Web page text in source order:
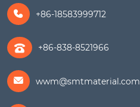
 +86-18583999712
+86-838-8521966
 wwm@smtmaterial.com